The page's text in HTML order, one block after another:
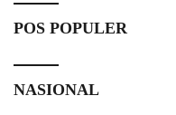
POS POPULER
NASIONAL